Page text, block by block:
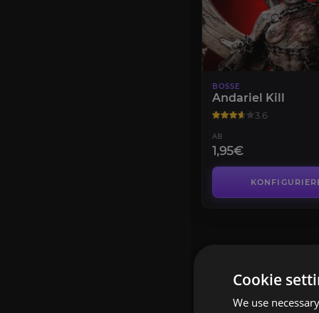
BOSSE
Andariel Kill
3.6
AB
1,95€
DIABLO
Sichere dir bei
Cookie
We use